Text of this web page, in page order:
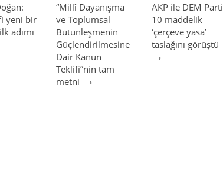
yeni bir
adımı
“Millî Dayanışma
ve Toplumsal
Bütünleşmenin
Güçlendirilmesine
Dair Kanun
Teklifi”nin tam
metni →
AKP ile DEM Parti
10 maddelik
‘çerçeve yasa’
taslağını görüştü
→